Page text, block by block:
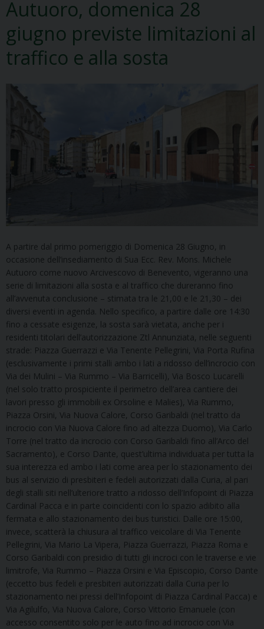
Autuoro, domenica 28
giugno previste limitazioni al
traffico e alla sosta
A partire dal primo pomeriggio di Domenica 28 Giugno, in
occasione dell’insediamento di Sua Ecc. Rev. Mons. Michele
Autuoro come nuovo Arcivescovo di Benevento, vigeranno una
serie di limitazioni alla sosta e al traffico che dureranno fino
all’avvenuta conclusione – stimata tra le 21,00 e le 21,30 – dei
diversi eventi in agenda. Nello specifico, a partire dalle ore 14:30
fino a cessate esigenze, la sosta sarà vietata, anche per i
residenti titolari dell’autorizzazione Ztl Annunziata, nelle seguenti
strade: Piazza Guerrazzi e Via Tenente Pellegrini, Via Porta Rufina
(esclusivamente i primi stalli ambo i lati a ridosso dell’incrocio con
Via dei Mulini – Via Rummo – Via Barricelli), Via Bosco Lucarelli
(nel solo tratto prospiciente il perimetro dell’area cantiere dei
lavori presso gli immobili ex Orsoline e Malies), Via Rummo,
Piazza Orsini, Via Nuova Calore, Corso Garibaldi (nel tratto da
incrocio con Via Nuova Calore fino ad altezza Duomo), Via Carlo
Torre (nel tratto da incrocio con Corso Garibaldi fino all’Arco del
Sacramento), e Corso Dante, quest’ultima individuata per tutta la
sua interezza ed ambo i lati come area per lo stazionamento dei
bus al servizio di presbiteri e fedeli autorizzati dalla Curia, al pari
degli stalli siti nell’ulteriore tratto a ridosso dell’Infopoint di Piazza
Cardinal Pacca e in parte coincidenti con lo spazio adibito alla
fermata e allo stazionamento dei bus turistici. Dalle ore 15:00,
invece, scatterà la chiusura al traffico veicolare di Via Tenente
Pellegrini, Via Mario La Vipera, Piazza Guerrazzi, Piazza Roma e
Corso Garibaldi con presidio di tutti gli incroci con le traverse e vie
limitrofe, Via Rummo – Piazza Orsini e Via Episcopio, Corso Dante
(eccetto bus fedeli e presbiteri autorizzati dalla Curia per lo
stazionamento nei pressi dell’Infopoint di Piazza Cardinal Pacca) e
Via Agilulfo, Via Nuova Calore, Corso Vittorio Emanuele (con
accesso consentito solo per le auto fino ad incrocio con Via